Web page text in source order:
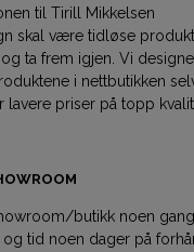
til Tirill Mikkelsen
skal være tidløse
ta frem igjen. Vi
i nettbutikken
priser på topp
butikk noen
tid noen dager på